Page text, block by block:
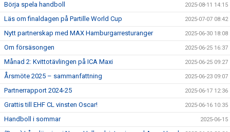
Börja spela handboll 2025-08-11 14:15
Läs om finaldagen på Partille World Cup 2025-07-07 08:42
Nytt partnerskap med MAX Hamburgarresturanger 2025-06-30 18:08
Om försäsongen 2025-06-25 16:37
Månad 2: Kvittotävlingen på ICA Maxi 2025-06-25 09:27
Årsmöte 2025 – sammanfattning 2025-06-23 09:07
Partnerrapport 2024-25 2025-06-17 12:36
Grattis till EHF CL vinsten Oscar! 2025-06-16 10:35
Handboll i sommar 2025-06-15